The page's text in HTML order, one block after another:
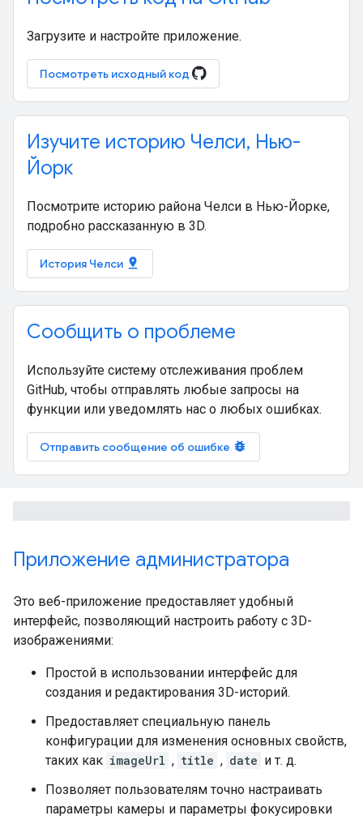
Загрузите и настройте приложение.
Посмотреть исходный код
Изучите историю Челси, Нью-
Йорк
Посмотрите историю района Челси в Нью-Йорке,
подробно рассказанную в 3D.
История Челси pin_drop
Сообщить о проблеме
Используйте систему отслеживания проблем
GitHub, чтобы отправлять любые запросы на
функции или уведомлять нас о любых ошибках.
Отправить сообщение об ошибке bug_report
Приложение администратора
Это веб-приложение предоставляет удобный
интерфейс, позволяющий настроить работу с 3D-
изображениями:
Простой в использовании интерфейс для
создания и редактирования 3D-историй.
Предоставляет специальную панель
конфигурации для изменения основных свойств,
таких как imageUrl , title , date и т. д.
Позволяет пользователям точно настраивать
параметры камеры и параметры фокусировки